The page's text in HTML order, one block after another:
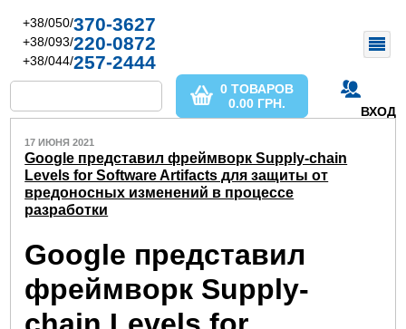
+38/050/370-3627
+38/093/220-0872
+38/044/257-2444
ВХОД
0 ТОВАРОВ
0.00 ГРН.
17 ИЮНЯ 2021
Google представил фреймворк Supply-chain
Levels for Software Artifacts для защиты от
вредоносных изменений в процессе
разработки
Google представил
фреймворк Supply-